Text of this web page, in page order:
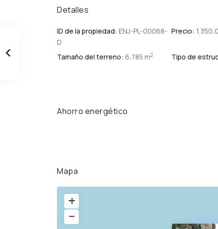
Detalles
ID de la propiedad: ENJ-PL-00068-
D
Precio:
Tamaño del terreno: 6,785 m2 Tipo de
Ahorro energético
Mapa